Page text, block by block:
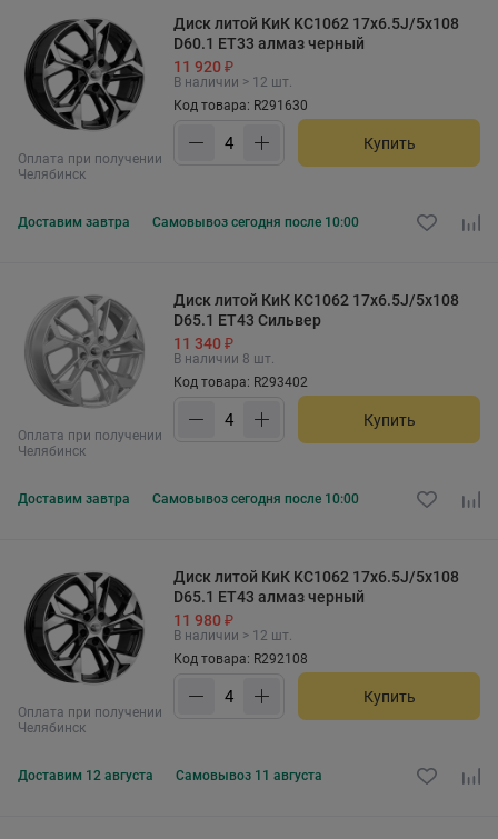
Оплата при получении
Челябинск
Диск литой КиК KC1062 17x6.5J/5x108
D60.1 ET33 алмаз черный
11 920 ₽
В наличии > 12 шт.
Код товара: R291630
Купить
Доставим завтра Самовывоз сегодня после 10:00
Оплата при получении
Челябинск
Диск литой КиК KC1062 17x6.5J/5x108
D65.1 ET43 Сильвер
11 340 ₽
В наличии 8 шт.
Код товара: R293402
Купить
Доставим завтра Самовывоз сегодня после 10:00
Оплата при получении
Челябинск
Диск литой КиК KC1062 17x6.5J/5x108
D65.1 ET43 алмаз черный
11 980 ₽
В наличии > 12 шт.
Код товара: R292108
Купить
Доставим 12 августа Самовывоз 11 августа